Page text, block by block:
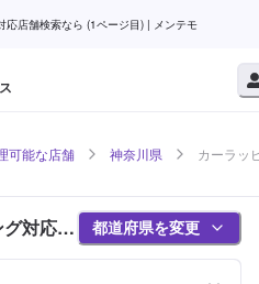
応店舗検索なら (1ページ目) | メンテモ
可能な店舗 神奈川県 カーラッ
対応店
都道府県を変更